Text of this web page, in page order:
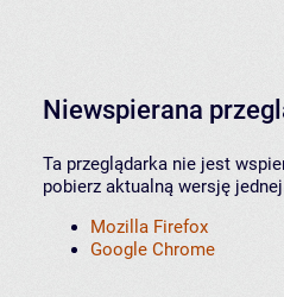
Niewspierana
Ta przeglądarka nie jest
pobierz aktualną wersję
Mozilla Firefox
Google Chrome